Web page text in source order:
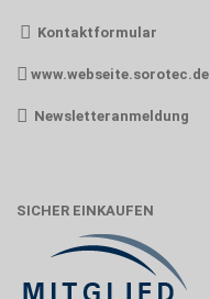
Kontaktformular
www.webseite.sorotec.de
Newsletteranmeldung
SICHER EINKAUFEN